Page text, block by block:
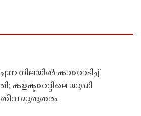
നിലയിൽ കാറോടിച്ച്
കളക്ടറേറ്റിലെ യുഡി
ഗുരുതരം